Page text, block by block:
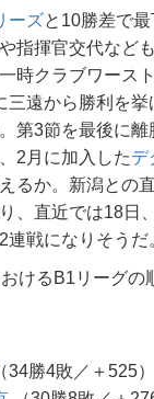
ーズと10勝差で
指揮官交代など
時クラブワース
三遠から勝利を
第3節を最後に離
2月に加入したデ
るか。新潟との
、直近では18日
戦になりそうだ
けるB1リーグの
（34勝4敗／＋525